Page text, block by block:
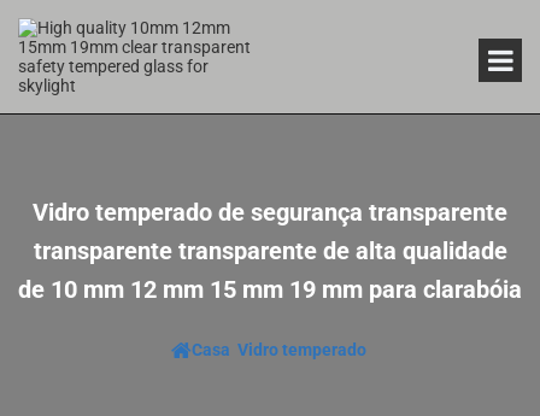
Vidro temperado de segurança transparente
transparente transparente de alta qualidade
de 10 mm 12 mm 15 mm 19 mm para clarabóia
Casa Vidro temperado